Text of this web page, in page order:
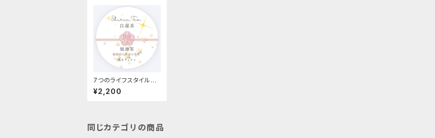
7つのライフスタイルコ
ンセプトティー 眠凜茶
¥2,200
同じカテゴリの商品